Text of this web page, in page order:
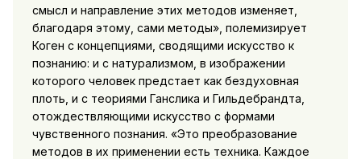
смысл и направление этих методов изменяет,
благодаря этому, сами методы», полемизирует
Коген с концепциями, сводящими искусство к
познанию: и с натурализмом, в изображении
которого человек предстает как бездуховная
плоть, и с теориями Ганслика и Гильдебрандта,
отождествляющими искусство с формами
чувственного познания. «Это преобразование
методов в их применении есть техника. Каждое